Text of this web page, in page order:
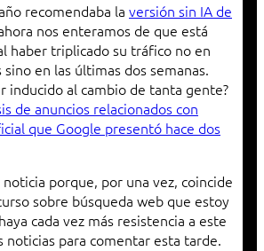
recomendaba la versión sin IA de
nos enteramos de que está
haber triplicado su tráfico no en
sino en las últimas dos semanas.
inducido al cambio de tanta gente?
de anuncios relacionados con
que Google presentó hace dos
porque, por una vez, coincide
sobre búsqueda web que estoy
cada vez más resistencia a este
noticias para comentar esta tarde.